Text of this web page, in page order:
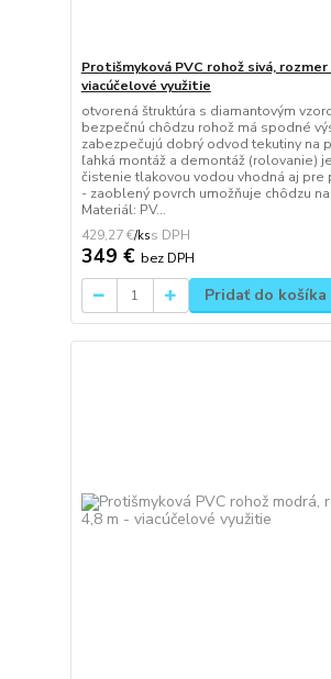
Protišmyková PVC rohož sivá, rozmer
viacúčelové využitie
otvorená štruktúra s diamantovým
bezpečnú chôdzu rohož má spodné
zabezpečujú dobrý odvod tekutiny na
ľahká montáž a demontáž (rolovanie)
čistenie tlakovou vodou vhodná aj pre
- zaoblený povrch umožňuje chôdzu
Materiál: PV...
429,27 €/ks
349 € bez DPH
Pridať do košíka